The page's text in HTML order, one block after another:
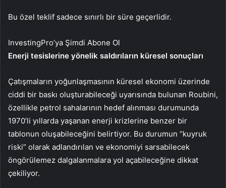
Bu özel teklif sadece sınırlı bir süre geçerlidir.
InvestingPro’ya Şimdi Abone Ol
Enerji tesislerine yönelik saldırıların küresel sonuçları
Çatışmaların yoğunlaşmasının küresel ekonomi üzerinde
ciddi bir baskı oluşturabileceği uyarısında bulunan Roubini,
özellikle petrol sahalarının hedef alınması durumunda
1970’li yıllarda yaşanan enerji krizlerine benzer bir
tablonun oluşabileceğini belirtiyor. Bu durumun “kuyruk
riski” olarak adlandırılan ve ekonomiyi sarsabilecek
öngörülemez dalgalanmalara yol açabileceğine dikkat
çekiliyor.